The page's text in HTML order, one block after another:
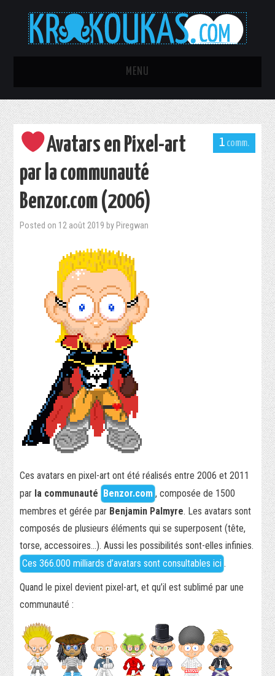
MENU
TOUS LES ARTICLES
C’ÉTAIT MIEUX AVANT !
AQUARIOPHILIE
PROJET RAINMETER ULTRA
SEXY
IT-PORN
SÉCURITÉ INFORMATIQUE
PHP
RÉALISATIONS
PIXEL-ART
TORRENT
JEUX VIDÉO
WORDPRESS
VIDÉO
SECRET
DOWNLOADS
ABOUT
1
Avatars en Pixel-art
par la communauté
Benzor.com (2006)
Posted on 12 août 2019 by Piregwan
Ces avatars en pixel-art ont été réalisés entre 2006 et 2011
par la communauté Benzor.com , composée de 1500
membres et gérée par Benjamin Palmyre. Les avatars sont
composés de plusieurs éléments qui se superposent (tête,
torse, accessoires…). Aussi les possibilités sont-elles infinies.
Ces 366.000 milliards d’avatars sont consultables ici .
Quand le pixel devient pixel-art, et qu’il est sublimé par une
communauté :